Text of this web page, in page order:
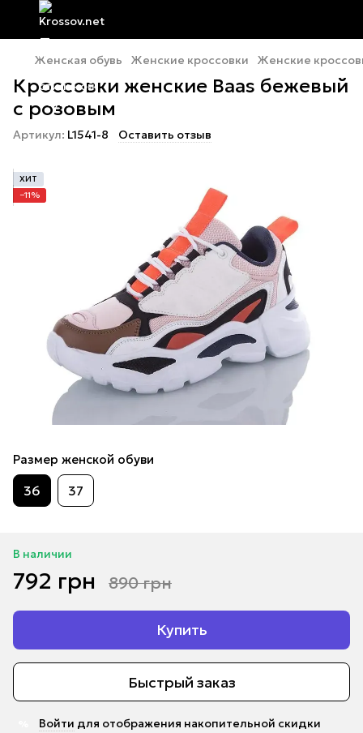
Женская обувь Женские кроссовки Женские
Кроссовки женские Baas бежевый
с розовым
Артикул: L1541-8 Оставить отзыв
ХИТ
−11%
Размер женской обуви
36 37
В наличии
792 грн 890 грн
Купить
Быстрый заказ
Войти для отображения накопительной скидки